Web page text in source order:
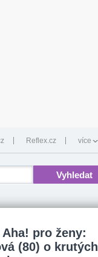
Reflex.cz více
pro ženy:
(80) o krutých